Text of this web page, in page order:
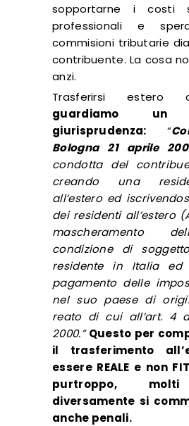
sopportarne i costi
professionali e
commisioni tributarie
contribuente. La cosa
anzi.
Trasferirsi estero
guardiamo
giurisprudenza: “
Bologna 21 aprile
condotta del
creando una
all’estero ed
dei residenti all’estero
mascheramento
condizione di
residente in Italia ed
pagamento delle
nel suo paese di
reato di cui all’art. 4
2000.”Questo per
il trasferimento
essere REALE e non
purtroppo, molti
diversamente si
anche penali.